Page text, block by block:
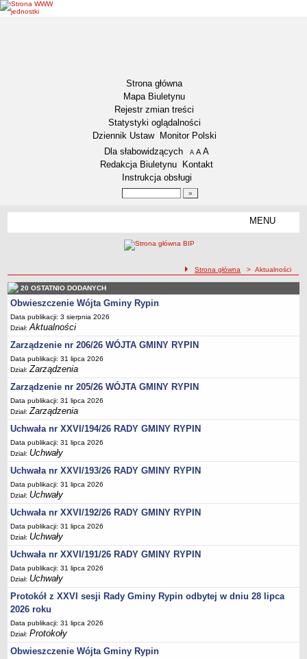
Strona główna
Mapa Biuletynu
Rejestr zmian treści
Statystyki oglądalności
Dziennik Ustaw
Monitor Polski
Menu dodatkowe
Dla słabowidzących A pomniejsz czcionkę
A standardowy rozmiar czcionki
A
Redakcja Biuletynu
Kontakt
Instrukcja obsługi
MENU
Lokalizacja
Insygnia gminy
Dane statystyczne
Zadania publiczne
Związki i stowarzyszenia
Realizacja zadań publicznych
Rejestr zbiorów danych osobowych
Rejestr instytucji kultury
RODO Klauzule informacyjne
AKTUALNOŚCI I OGŁOSZENIA
URZĄD GMINY
Dane teleadresowe
Tabela informacyjna
Czas pracy urzędu
Nr konta bankowego, NIP, REGON
Pracownicy urzędu - urząd gminy
Kompetencje referatów
Regulamin organizacyjny
Ogłoszenia o naborze na wolne stanowiska urzędnicze
Lista kandydatów spełniających wymagania formalne w naborach na
ścieżka nawigacji
Strona główna > Aktualności
20 OSTATNIO DODANYCH
Obwieszczenie Wójta Gminy Rypin
Data publikacji: 3 sierpnia 2026
Dział:Aktualności
Zarządzenie nr 206/26 WÓJTA GMINY RYPIN
Data publikacji: 31 lipca 2026
Dział:Zarządzenia
Zarządzenie nr 205/26 WÓJTA GMINY RYPIN
Data publikacji: 31 lipca 2026
Dział:Zarządzenia
Uchwała nr XXVI/194/26 RADY GMINY RYPIN
Data publikacji: 31 lipca 2026
Dział: Uchwały
Uchwała nr XXVI/193/26 RADY GMINY RYPIN
Data publikacji: 31 lipca 2026
Dział: Uchwały
Uchwała nr XXVI/192/26 RADY GMINY RYPIN
Data publikacji: 31 lipca 2026
Dział: Uchwały
Uchwała nr XXVI/191/26 RADY GMINY RYPIN
Data publikacji: 31 lipca 2026
Dział: Uchwały
Protokół z XXVI sesji Rady Gminy Rypin odbytej w dniu 28 lipca
2026 roku
Data publikacji: 31 lipca 2026
Dział:Protokoły
Obwieszczenie Wójta Gminy Rypin